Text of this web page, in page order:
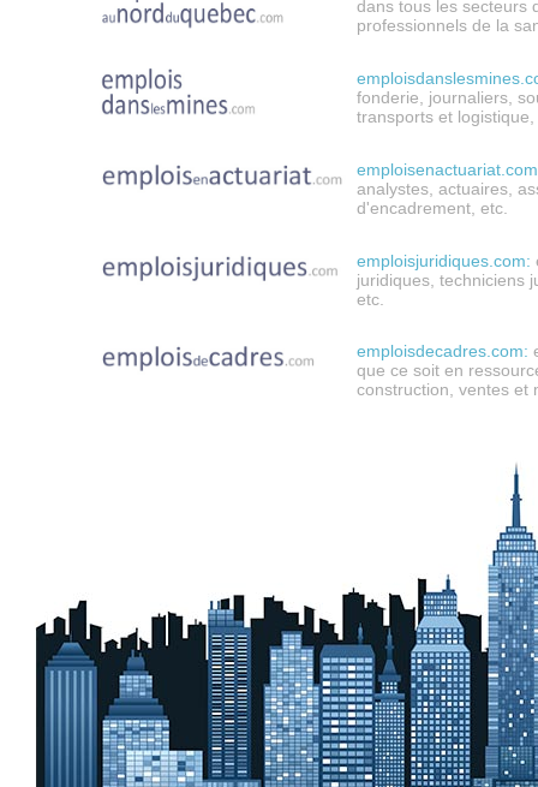
dans tous les secteurs
professionnels de la
fonderie, journaliers,
transports et
analystes, actuaires,
d'encadrement, etc.
emploisjuridiques.com:
juridiques, techniciens
etc.
emploisdecadres.com:
que ce soit en
construction, ventes et